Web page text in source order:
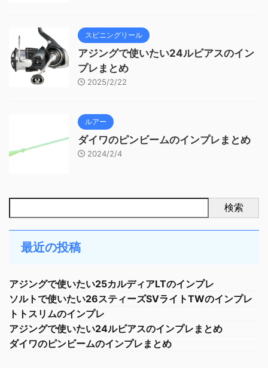
スピニングリール
アジングで使いたい24ルビアスのイン
プレまとめ
2025/2/22
ルアー
ダイワのピンビームのインプレまとめ
2024/2/4
検索
最近の投稿
アジングで使いたい25カルディアLTのインプレ
ソルトで使いたい26スティーズSVライトTWのインプレ
トトスリムのインプレ
アジングで使いたい24ルビアスのインプレまとめ
ダイワのピンビームのインプレまとめ